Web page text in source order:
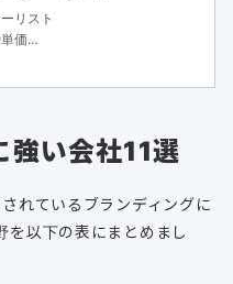
リスト
価
しています。
強い会社11選
されているブランディングに
を以下の表にまとめまし